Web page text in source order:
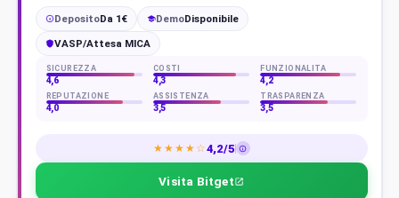
€ DepositoDa 1€ DemoDisponibile
VASP/Attesa MICA
SICUREZZA
4,6
COSTI
4,3
FUNZIONALITÀ
4,2
REPUTAZIONE
4,0
ASSISTENZA
3,5
TRASPARENZA
3,5
★★★★☆4,2/5
Visita Bitget